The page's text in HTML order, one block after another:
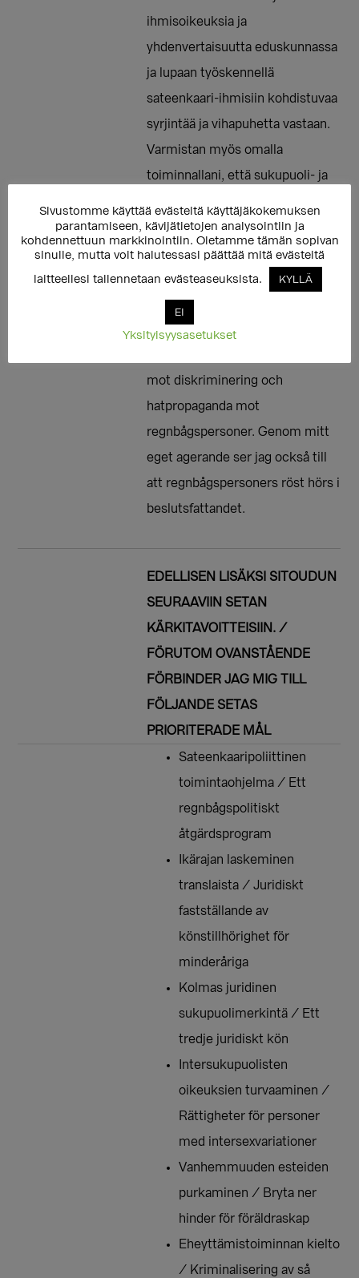
ihmisoikeuksia ja
yhdenvertaisuutta eduskunnassa
ja lupaan työskennellä
sateenkaari-ihmisiin kohdistuvaa
syrjintää ja vihapuhetta vastaan.
Varmistan myös omalla
toiminnallani, että sukupuoli- ja
ääni kuuluu päätöksenteossa. //
Jag åtar mig att aktivt främja
mänskliga rättigheter och
jämställdhet för könsminoriteter
och sexuella minoriteter i
mot diskriminering och
hatpropaganda mot
regnbågspersoner. Genom mitt
eget agerande ser jag också till
att regnbågspersoners röst hörs i
beslutsfattandet.
EDELLISEN LISÄKSI SITOUDUN
SEURAAVIIN SETAN
KÄRKITAVOITTEISIIN. /
FÖRUTOM OVANSTÅENDE
FÖRBINDER JAG MIG TILL
FÖLJANDE SETAS
PRIORITERADE MÅL
Sateenkaaripoliittinen
toimintaohjelma / Ett
regnbågspolitiskt
åtgärdsprogram
Ikärajan laskeminen
translaista / Juridiskt
fastställande av
könstillhörighet för
minderåriga
Kolmas juridinen
sukupuolimerkintä / Ett
tredje juridiskt kön
Intersukupuolisten
oikeuksien turvaaminen /
Rättigheter för personer
med intersexvariationer
Vanhemmuuden esteiden
purkaminen / Bryta ner
hinder för föräldraskap
Eheyttämistoiminnan kielto
/ Kriminalisering av så
Sivustomme käyttää evästeitä käyttäjäkokemuksen
parantamiseen, kävijätietojen analysointiin ja
kohdennettuun markkinointiin. Oletamme tämän sopivan
sinulle, mutta voit halutessasi päättää mitä evästeitä
laitteellesi tallennetaan evästeaseuksista.
KYLLÄ
EI
Yksityisyysasetukset